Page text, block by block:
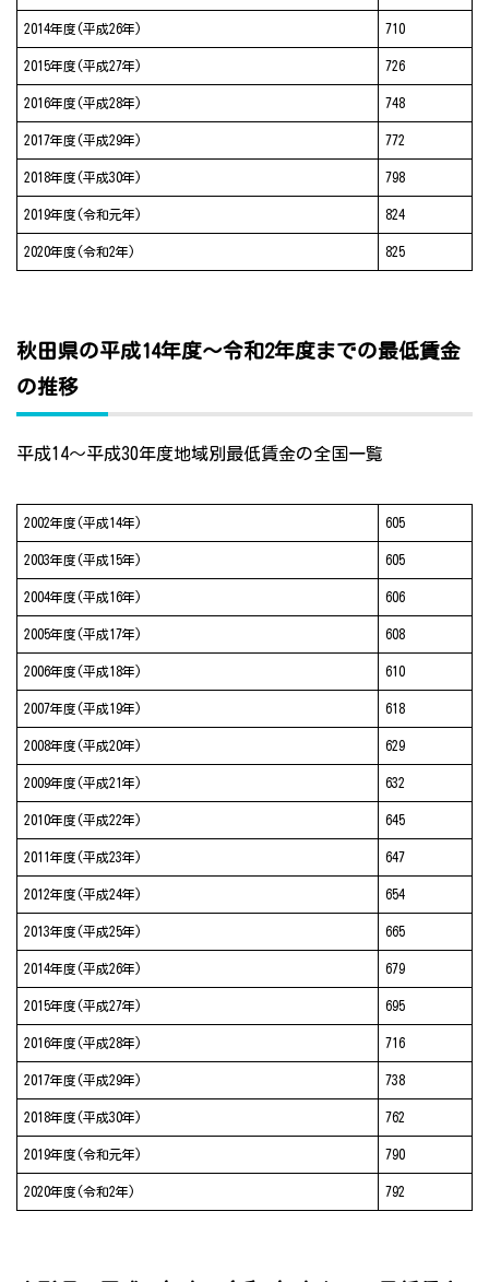
2014年度(平成26年) 710
2015年度(平成27年) 726
2016年度(平成28年) 748
2017年度(平成29年) 772
2018年度(平成30年) 798
2019年度(令和元年) 824
2020年度(令和2年) 825
秋田県の平成14年度～令和2年度までの最低賃金
の推移
平成14～平成30年度地域別最低賃金の全国一覧
2002年度(平成14年) 605
2003年度(平成15年) 605
2004年度(平成16年) 606
2005年度(平成17年) 608
2006年度(平成18年) 610
2007年度(平成19年) 618
2008年度(平成20年) 629
2009年度(平成21年) 632
2010年度(平成22年) 645
2011年度(平成23年) 647
2012年度(平成24年) 654
2013年度(平成25年) 665
2014年度(平成26年) 679
2015年度(平成27年) 695
2016年度(平成28年) 716
2017年度(平成29年) 738
2018年度(平成30年) 762
2019年度(令和元年) 790
2020年度(令和2年) 792